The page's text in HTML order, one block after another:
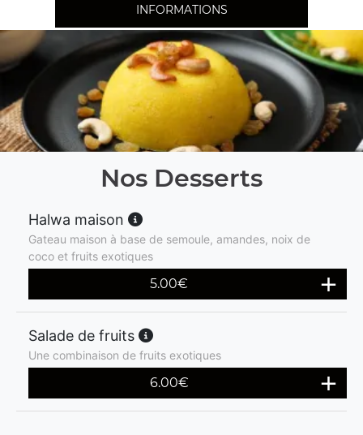
INFORMATIONS
Nos Desserts
Halwa maison
Gateau maison à base de semoule, amandes, noix de
coco et fruits exotiques
5.00€
Salade de fruits
Une combinaison de fruits exotiques
6.00€